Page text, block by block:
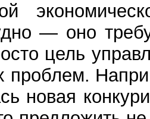
— оно
цель
проблем.
новая